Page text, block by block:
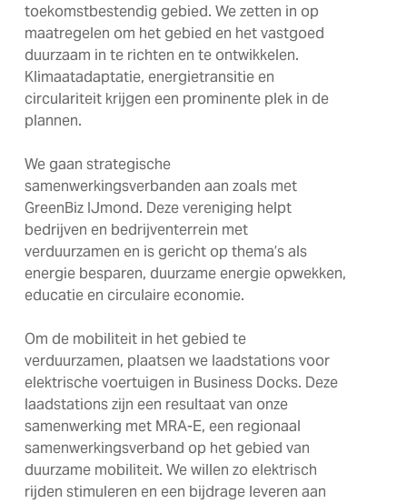
toekomstbestendig gebied. We zetten in op
maatregelen om het gebied en het vastgoed
duurzaam in te richten en te ontwikkelen.
Klimaatadaptatie, energietransitie en
circulariteit krijgen een prominente plek in de
plannen.
We gaan strategische
samenwerkingsverbanden aan zoals met
GreenBiz IJmond. Deze vereniging helpt
bedrijven en bedrijventerrein met
verduurzamen en is gericht op thema’s als
energie besparen, duurzame energie opwekken,
educatie en circulaire economie.
Om de mobiliteit in het gebied te
verduurzamen, plaatsen we laadstations voor
elektrische voertuigen in Business Docks. Deze
laadstations zijn een resultaat van onze
samenwerking met MRA-E, een regionaal
samenwerkingsverband op het gebied van
duurzame mobiliteit. We willen zo elektrisch
rijden stimuleren en een bijdrage leveren aan